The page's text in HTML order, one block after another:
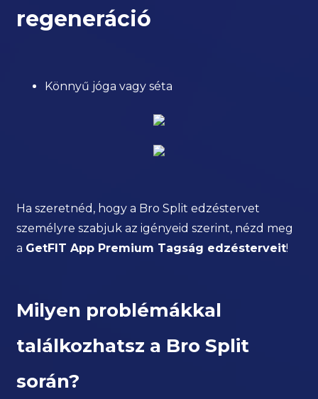
regeneráció
Könnyű jóga vagy séta
Ha szeretnéd, hogy a Bro Split edzéstervet
személyre szabjuk az igényeid szerint, nézd meg
a GetFIT App Premium Tagság edzésterveit!
Milyen problémákkal
találkozhatsz a Bro Split
során?